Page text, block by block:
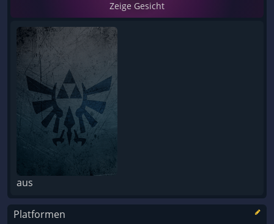
Zeige Gesicht
aus
Platformen